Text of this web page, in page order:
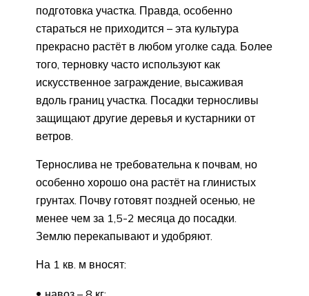
подготовка участка. Правда, особенно
стараться не приходится – эта культура
прекрасно растёт в любом уголке сада. Более
того, терновку часто используют как
искусственное заграждение, высаживая
вдоль границ участка. Посадки терносливы
защищают другие деревья и кустарники от
ветров.
Тернослива не требовательна к почвам, но
особенно хорошо она растёт на глинистых
грунтах. Почву готовят поздней осенью, не
менее чем за 1,5-2 месяца до посадки.
Землю перекапывают и удобряют.
На 1 кв. м вносят: